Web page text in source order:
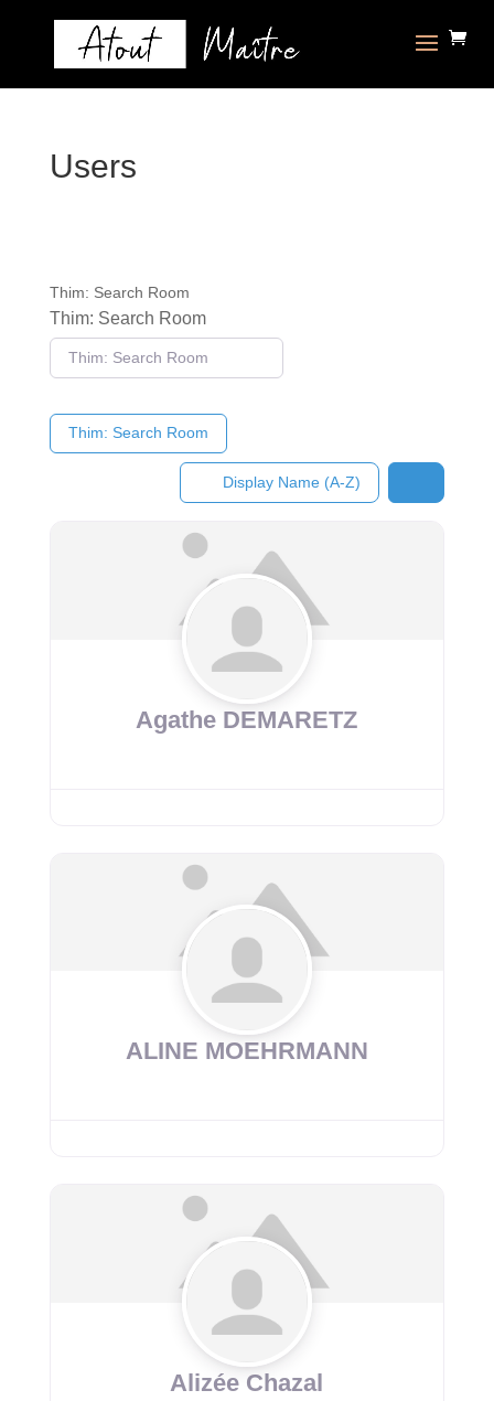
Users
Thim: Search Room
Thim: Search Room
Thim: Search Room
Display Name (A-Z)
Agathe DEMARETZ
ALINE MOEHRMANN
Alizée Chazal